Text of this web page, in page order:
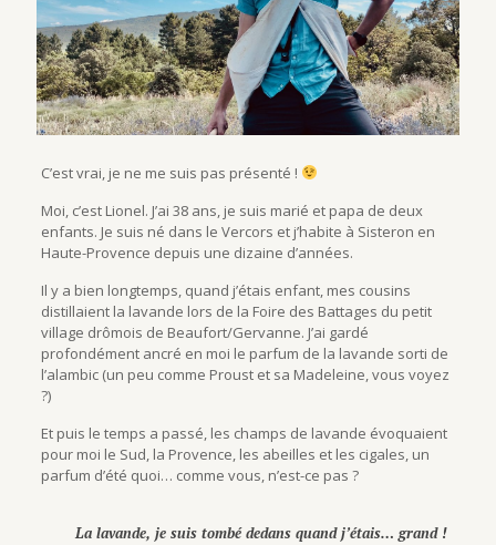
C’est vrai, je ne me suis pas présenté !
Moi, c’est Lionel. J’ai 38 ans, je suis marié et papa de deux
enfants. Je suis né dans le Vercors et j’habite à Sisteron en
Haute-Provence depuis une dizaine d’années.
Il y a bien longtemps, quand j’étais enfant, mes cousins
distillaient la lavande lors de la Foire des Battages du petit
village drômois de Beaufort/Gervanne. J’ai gardé
profondément ancré en moi le parfum de la lavande sorti de
l’alambic (un peu comme Proust et sa Madeleine, vous voyez
?)
Et puis le temps a passé, les champs de lavande évoquaient
pour moi le Sud, la Provence, les abeilles et les cigales, un
parfum d’été quoi… comme vous, n’est-ce pas ?
La lavande, je suis tombé dedans quand j’étais… grand !